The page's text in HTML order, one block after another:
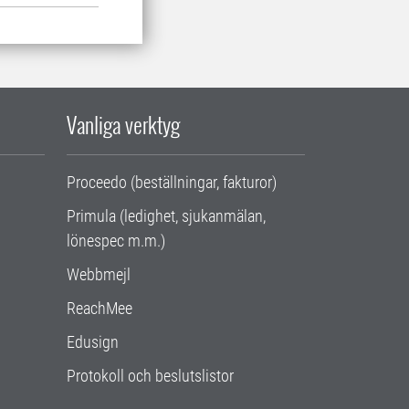
Vanliga verktyg
Proceedo (beställningar, fakturor)
Primula (ledighet, sjukanmälan,
lönespec m.m.)
Webbmejl
ReachMee
Edusign
Protokoll och beslutslistor